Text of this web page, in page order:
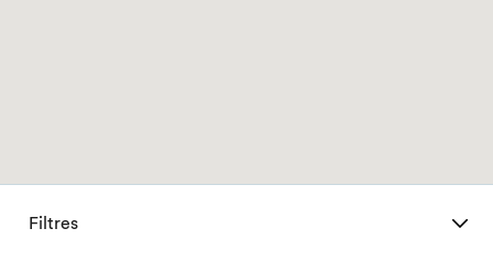
Filtres